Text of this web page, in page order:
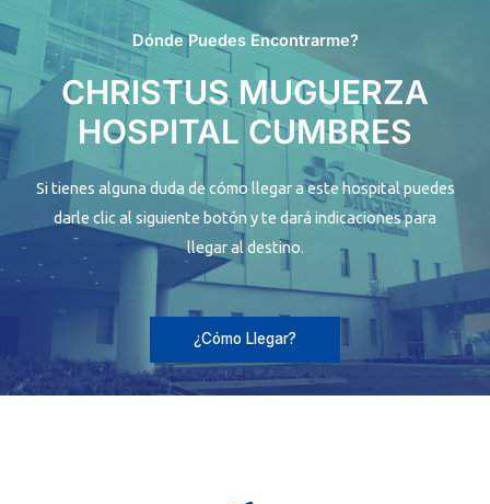
Dónde Puedes Encontrarme?
CHRISTUS MUGUERZA
HOSPITAL CUMBRES
Si tienes alguna duda de cómo llegar a este hospital puedes
darle clic al siguiente botón y te dará indicaciones para
llegar al destino.
¿Cómo Llegar?